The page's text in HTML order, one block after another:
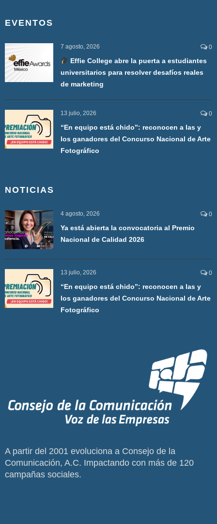
EVENTOS
7 agosto, 2026 0
Effie College abre la puerta a estudiantes
universitarios para resolver desafíos reales
de marketing
13 julio, 2026 0
“En equipo está chido”: reconocen a las y
los ganadores del Concurso Nacional de Arte
Fotográfico
NOTICIAS
4 agosto, 2026 0
Ya está abierta la convocatoria al Premio
Nacional de Calidad 2026
13 julio, 2026 0
“En equipo está chido”: reconocen a las y
los ganadores del Concurso Nacional de Arte
Fotográfico
A partir del 2001 evoluciona a Consejo de la
Comunicación, A.C. Impactando con más de 120
campañas sociales.